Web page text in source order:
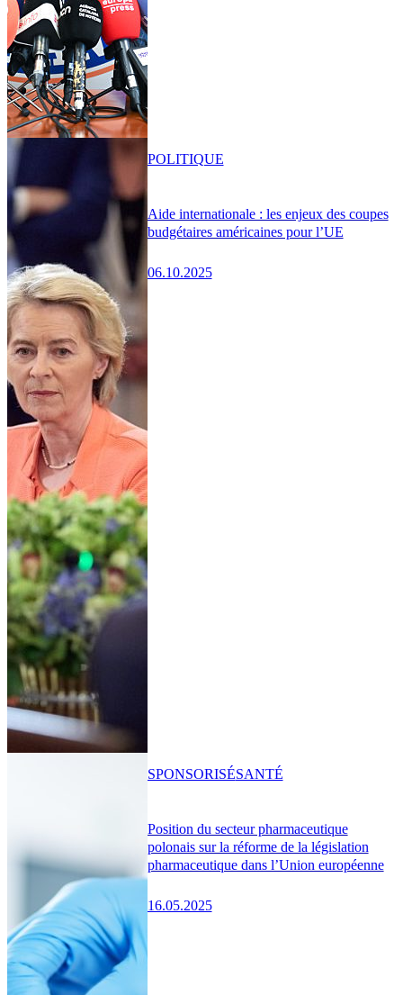
Aide internationale : les enjeux des coupes
budgétaires américaines pour l’UE
06.10.2025
POLITIQUE
Position du secteur pharmaceutique
polonais sur la réforme de la législation
pharmaceutique dans l’Union européenne
16.05.2025
SPONSORISÉSANTÉ